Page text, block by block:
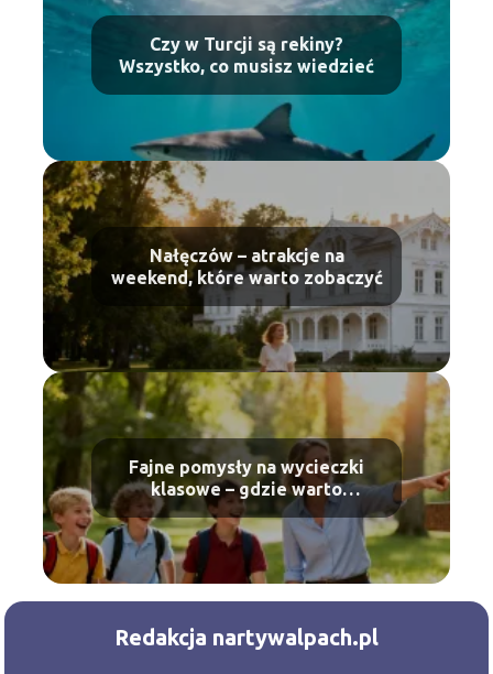
Czy w Turcji są rekiny?
Wszystko, co musisz wiedzieć
Nałęczów – atrakcje na
weekend, które warto zobaczyć
Fajne pomysły na wycieczki
klasowe – gdzie warto
pojechać?
Redakcja nartywalpach.pl